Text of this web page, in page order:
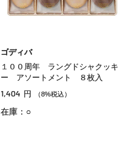
ゴディバ
１００周年 ラングドシャクッキ
ー アソートメント ８枚入
1,404 円 （8%税込）
在庫：○